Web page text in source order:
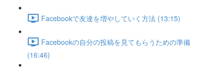
Facebookで友達を増やしていく方法 (13:15)
Facebookの自分の投稿を見てもらうための準備
(16:46)